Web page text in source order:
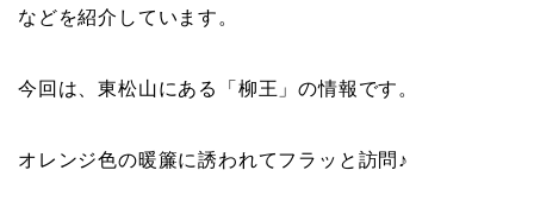
などを紹介しています。
今回は、東松山にある「柳王」の情報です。
オレンジ色の暖簾に誘われてフラッと訪問♪